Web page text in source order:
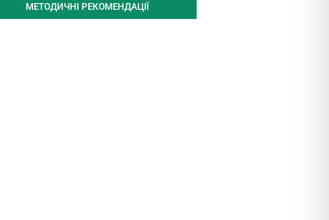
МЕТОДИЧНІ РЕКОМЕНДАЦІЇ